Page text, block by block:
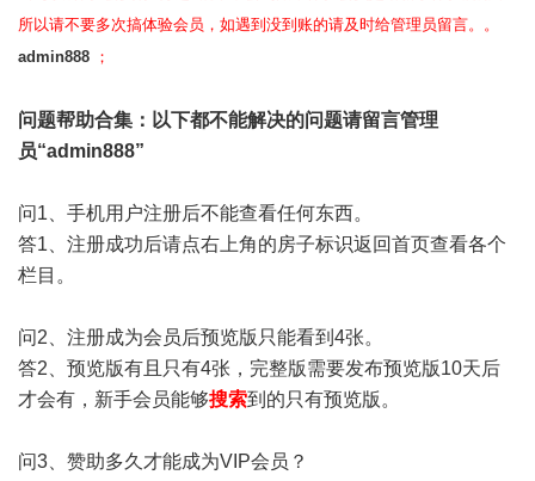
所以请不要多次搞体验会员，如遇到没到账的请及时给管理员留言。。
admin888 ；
问题帮助合集 ：以下都不能解决的问题请留言管理
员“admin888”
问1、手机用户注册后不能查看任何东西。
答1、注册成功后请点右上角的房子标识返回首页查看各个
栏目。
问2、注册成为会员后预览版只能看到4张。
答2、预览版有且只有4张，完整版需要发布预览版10天后
才会有，新手会员能够搜索到的只有预览版。
问3、赞助多久才能成为VIP会员？